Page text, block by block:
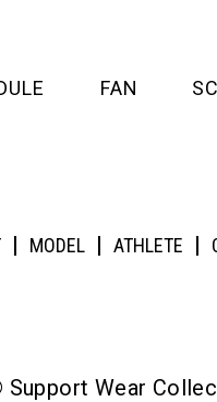
FAN
MEDIA
MODEL ATHLETE
Wear